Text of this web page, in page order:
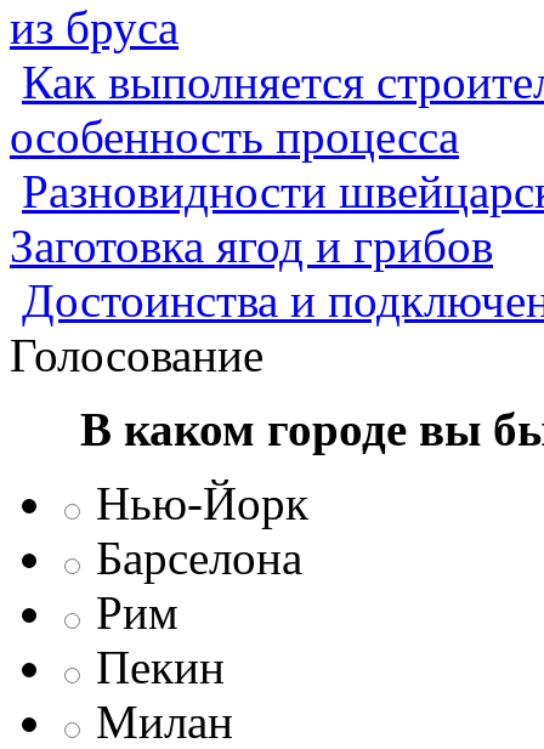
из бруса
Как выполняется
особенность процесса
Разновидности
Заготовка ягод и грибов
Достоинства и
Голосование
В каком городе вы
Нью-Йорк
Барселона
Рим
Пекин
Милан